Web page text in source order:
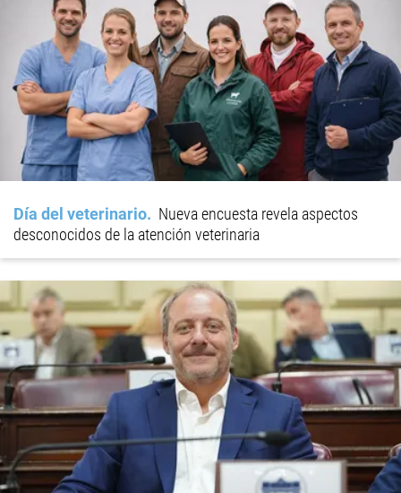
Día del veterinario
Nueva encuesta revela aspectos
desconocidos de la atención veterinaria